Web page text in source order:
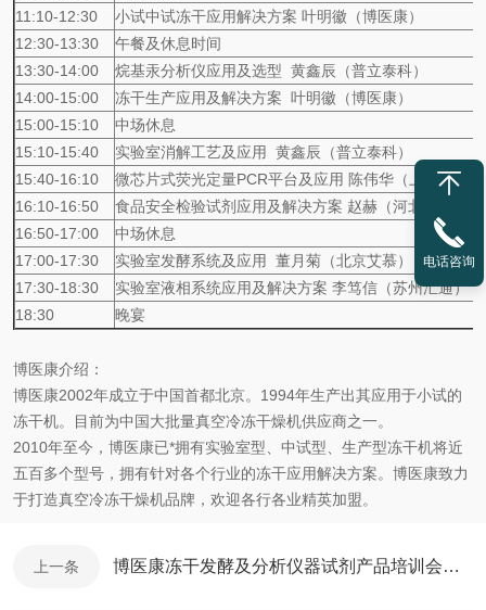
11:10-12:30
小试中试冻干应用解决方案 叶明徽（博医康）
12:30-13:30
午餐及休息时间
13:30-14:00
烷基汞分析仪应用及选型 黄鑫辰（普立泰科）
14:00-15:00
冻干生产应用及解决方案 叶明徽（博医康）
15:00-15:10
中场休息
15:10-15:40
实验室消解工艺及应用 黄鑫辰（普立泰科）
15:40-16:10
微芯片式荧光定量PCR平台及应用 陈伟华（上海创坤）
16:10-16:50
食品安全检验试剂应用及解决方案 赵赫（河北伊莱莎）
16:50-17:00
中场休息
17:00-17:30
实验室发酵系统及应用 董月菊（北京艾慕）
17:30-18:30
实验室液相系统应用及解决方案 李笃信（苏州汇通）
18:30
晚宴
博医康介绍：
博医康2002年成立于中国首都北京。1994年生产出其应用于小试的
冻干机。目前为中国大批量真空冷冻干燥机供应商之一。
2010年至今，博医康已*拥有实验室型、中试型、生产型冻干机将近
五百多个型号，拥有针对各个行业的冻干应用解决方案。博医康致力
于打造真空冷冻干燥机品牌，欢迎各行各业精英加盟。
上一条 博医康冻干发酵及分析仪器试剂产品培训会将带来跨领域分享
电话咨询